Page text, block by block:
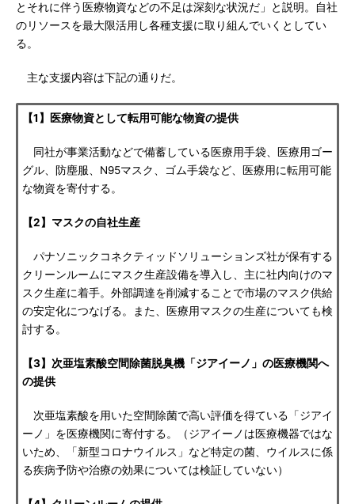
とそれに伴う医療物資などの不足は深刻な状況だ」と説明。自社
のリソースを最大限活用し各種支援に取り組んでいくとしてい
る。
主な支援内容は下記の通りだ。
【1】医療物資として転用可能な物資の提供
同社が事業活動などで備蓄している医療用手袋、医療用ゴー
グル、防塵服、N95マスク、ゴム手袋など、医療用に転用可能
な物資を寄付する。
【2】マスクの自社生産
パナソニックコネクティッドソリューションズ社が保有する
クリーンルームにマスク生産設備を導入し、主に社内向けのマ
スク生産に着手。外部調達を削減することで市場のマスク供給
の安定化につなげる。また、医療用マスクの生産についても検
討する。
【3】次亜塩素酸空間除菌脱臭機「ジアイーノ」の医療機関へ
の提供
次亜塩素酸を用いた空間除菌で高い評価を得ている「ジアイ
ーノ」を医療機関に寄付する。（ジアイーノは医療機器ではな
いため、「新型コロナウイルス」など特定の菌、ウイルスに係
る疾病予防や治療の効果については検証していない）